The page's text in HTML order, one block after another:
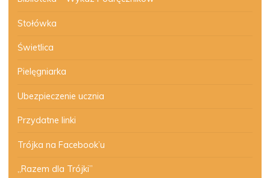
Stołówka
Świetlica
Pielęgniarka
Ubezpieczenie ucznia
Przydatne linki
Trójka na Facebook’u
„Razem dla Trójki”